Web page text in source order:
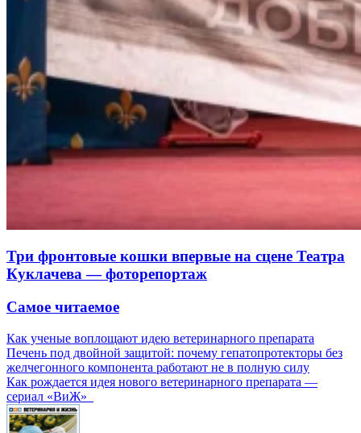
Три фронтовые кошки впервые на сцене Театра
Куклачева — фоторепортаж
Самое читаемое
Как ученые воплощают идею ветеринарного препарата
Печень под двойной защитой: почему гепатопротекторы без
желчегонного компонента работают не в полную силу
Как рождается идея нового ветеринарного препарата —
сериал «ВиЖ»